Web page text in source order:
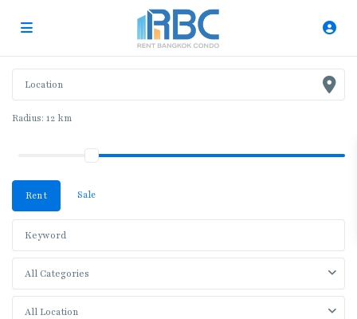
Radius: 12 km
Rent Sale
All Categories
All Location